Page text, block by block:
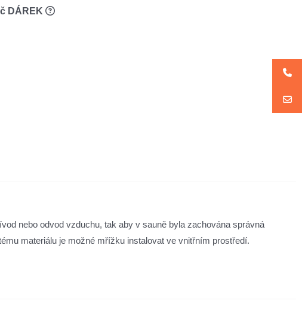
DÁREK
nebo odvod vzduchu, tak aby v sauně byla zachována správná
materiálu je možné mřížku instalovat ve vnitřním prostředí.